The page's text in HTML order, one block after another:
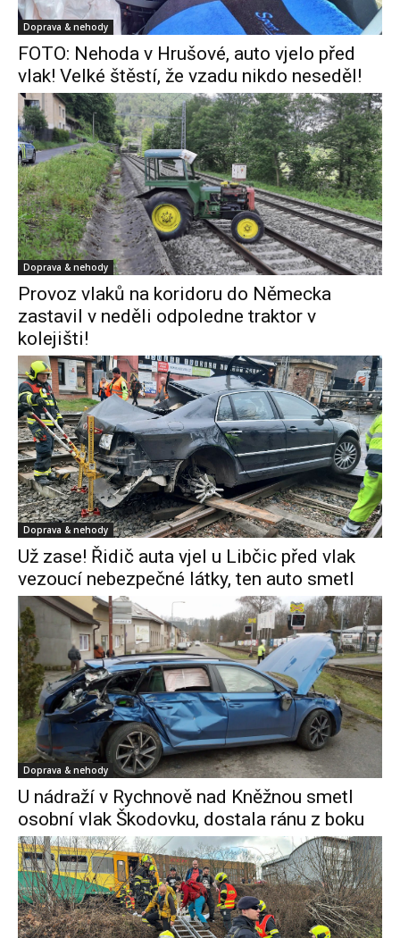
Doprava & nehody
FOTO: Nehoda v Hrušové, auto vjelo před
vlak! Velké štěstí, že vzadu nikdo neseděl!
Doprava & nehody
Provoz vlaků na koridoru do Německa
zastavil v neděli odpoledne traktor v
kolejišti!
Doprava & nehody
Už zase! Řidič auta vjel u Libčic před vlak
vezoucí nebezpečné látky, ten auto smetl
Doprava & nehody
U nádraží v Rychnově nad Kněžnou smetl
osobní vlak Škodovku, dostala ránu z boku